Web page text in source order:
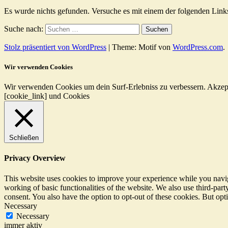
Es wurde nichts gefunden. Versuche es mit einem der folgenden
Suche nach:
Stolz präsentiert von WordPress | Theme: Motif von WordPress.com.
Wir verwenden Cookies
Wir verwenden Cookies um dein Surf-Erlebniss zu verbessern.
[cookie_link] und Cookies
Schließen
Privacy Overview
This website uses cookies to improve your experience while you
working of basic functionalities of the website. We also use third-
consent. You also have the option to opt-out of these cookies. But
Necessary
Necessary
immer aktiv